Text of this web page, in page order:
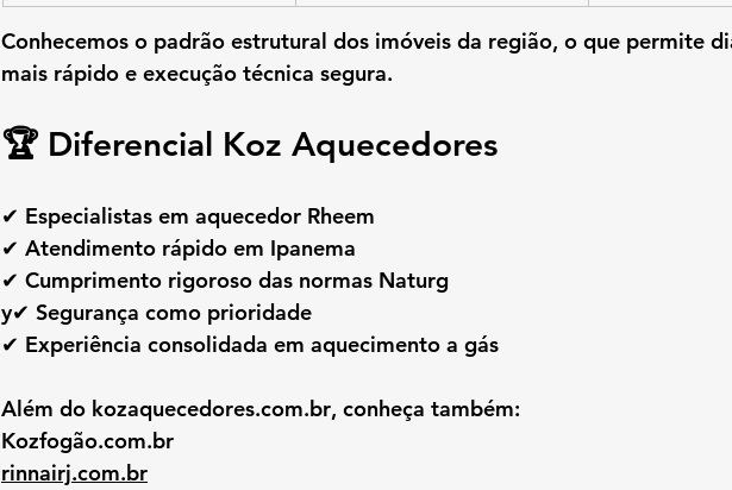
Conhecemos o padrão estrutural dos imóveis da região, o que permite
mais rápido e execução técnica segura.
🏆 Diferencial Koz Aquecedores
✔ Especialistas em aquecedor Rheem
✔ Atendimento rápido em Ipanema
✔ Cumprimento rigoroso das normas Naturg
y✔ Segurança como prioridade
✔ Experiência consolidada em aquecimento a gás
Além do kozaquecedores.com.br, conheça também:
Kozfogão.com.br
rinnairj.com.br